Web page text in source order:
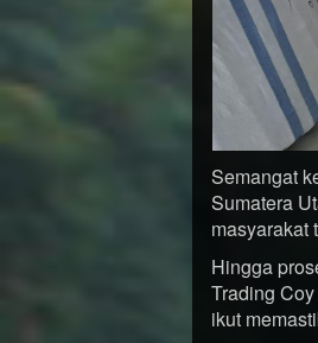
Semangat
Sumatera
masyarakat
Hingga
Trading
ikut